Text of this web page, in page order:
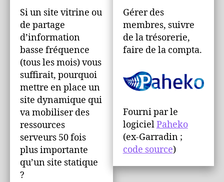
Si un site vitrine ou
de partage
d’information
basse fréquence
(tous les mois) vous
suffirait, pourquoi
mettre en place un
site dynamique qui
va mobiliser des
ressources
serveurs 50 fois
plus importante
qu’un site statique
?
Gérer des
membres, suivre
de la trésorerie,
faire de la compta.
Fourni par le
logicielPaheko
(ex-Garradin ;
code source)